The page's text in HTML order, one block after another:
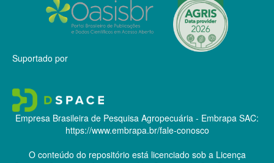
Suportado por
Empresa Brasileira de Pesquisa Agropecuária - Embrapa SAC:
https://www.embrapa.br/fale-conosco
O conteúdo do repositório está licenciado sob a Licença